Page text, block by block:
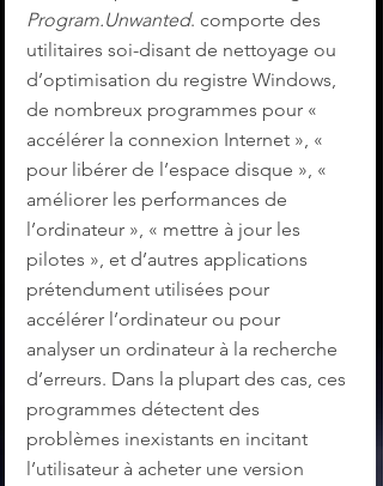
Program.Unwanted. comporte des
utilitaires soi-disant de nettoyage ou
d’optimisation du registre Windows,
de nombreux programmes pour «
accélérer la connexion Internet », «
pour libérer de l’espace disque », «
améliorer les performances de
l’ordinateur », « mettre à jour les
pilotes », et d’autres applications
prétendument utilisées pour
accélérer l’ordinateur ou pour
analyser un ordinateur à la recherche
d’erreurs. Dans la plupart des cas, ces
programmes détectent des
problèmes inexistants en incitant
l’utilisateur à acheter une version